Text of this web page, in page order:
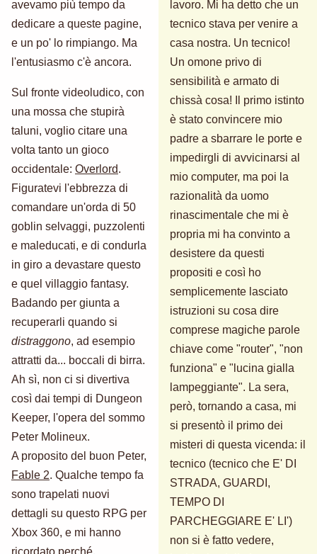
avevamo più tempo da
dedicare a queste pagine,
e un po' lo rimpiango. Ma
l'entusiasmo c'è ancora.
Sul fronte videoludico, con
una mossa che stupirà
taluni, voglio citare una
volta tanto un gioco
occidentale: Overlord.
Figuratevi l'ebbrezza di
comandare un'orda di 50
goblin selvaggi, puzzolenti
e maleducati, e di condurla
in giro a devastare questo
e quel villaggio fantasy.
Badando per giunta a
recuperarli quando si
distraggono, ad esempio
attratti da... boccali di birra.
Ah sì, non ci si divertiva
così dai tempi di Dungeon
Keeper, l'opera del sommo
Peter Molineux.
A proposito del buon Peter,
Fable 2. Qualche tempo fa
sono trapelati nuovi
dettagli su questo RPG per
Xbox 360, e mi hanno
ricordato perché,
lavoro. Mi ha detto che un
tecnico stava per venire a
casa nostra. Un tecnico!
Un omone privo di
sensibilità e armato di
chissà cosa! Il primo istinto
è stato convincere mio
padre a sbarrare le porte e
impedirgli di avvicinarsi al
mio computer, ma poi la
razionalità da uomo
rinascimentale che mi è
propria mi ha convinto a
desistere da questi
propositi e così ho
semplicemente lasciato
istruzioni su cosa dire
comprese magiche parole
chiave come "router", "non
funziona" e "lucina gialla
lampeggiante". La sera,
però, tornando a casa, mi
si presentò il primo dei
misteri di questa vicenda: il
tecnico (tecnico che E' DI
STRADA, GUARDI,
TEMPO DI
PARCHEGGIARE E' LI')
non si è fatto vedere,